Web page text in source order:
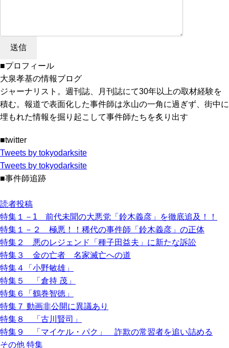
■プロフィール
大泉孝基の情報ブログ
ジャーナリスト。週刊誌、月刊誌にて30年以上の取材経験を
積む。報道で表面化した事件師は氷山の一角に過ぎず、街中に
埋もれた情報を掘り起こして事件師たちを炙り出す
■twitter
Tweets by tokyodarksite
Tweets by tokyodarksite
■事件師追跡
読者投稿
特集１－1 前代未聞の大悪党「鈴木義彦」を徹底追及！！
特集１－２ 極悪！！稀代の事件師「鈴木義彦」の正体
特集２ 悪のレジェンド「種子田益夫」に新たな訴訟
特集３ 金の亡者 名家滅亡への道
特集４「小野敏雄」
特集５ 「倉持 茂」
特集６「鶴巻智徳」
特集７ 動画非公開に異議あり
特集８ 「古川賢司」
特集９ 「マイケル・パク」 詐欺の常習者を追い詰める
その他 特集